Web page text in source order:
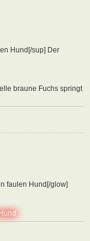
Hund[/sup] Der
braune Fuchs springt
faulen Hund[/glow]